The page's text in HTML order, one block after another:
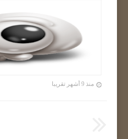
منذ 9 أشهر تقريبا